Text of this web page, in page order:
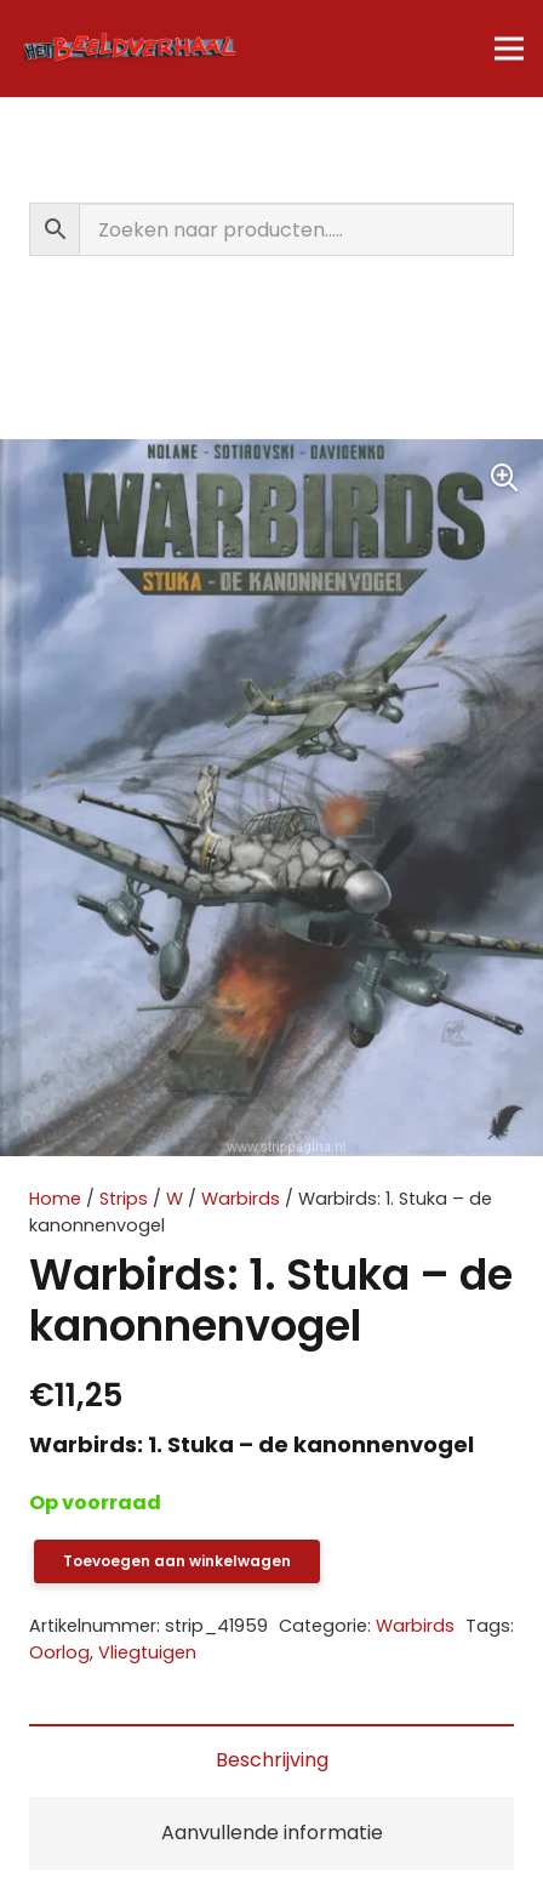
Home / Strips / W / Warbirds / Warbirds: 1. Stuka – de
kanonnenvogel
Warbirds: 1. Stuka – de
kanonnenvogel
€11,25
Warbirds: 1. Stuka – de kanonnenvogel
Op voorraad
Warbirds:
Stuka
Toevoegen aan winkelwagen
Artikelnummer: strip_41959 Categorie: Warbirds Tags:
Oorlog, Vliegtuigen
Beschrijving
Aanvullende informatie